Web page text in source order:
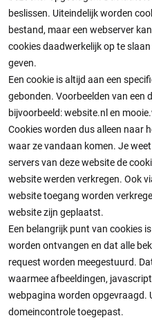
beslissen. Uiteindelijk worden
bestand, maar een webserver
cookies daadwerkelijk op te
geven.
Een cookie is altijd aan een
gebonden. Voorbeelden van een
bijvoorbeeld: website.nl en
Cookies worden dus alleen naar
waar ze vandaan komen. Je
servers van deze website de
website werden verkregen. Ook
website toegang worden
website zijn geplaatst.
Een belangrijk punt van cookies
worden ontvangen en dat alle
request worden meegestuurd.
waarmee afbeeldingen,
webpagina worden opgevraagd.
domeincontrole toegepast.